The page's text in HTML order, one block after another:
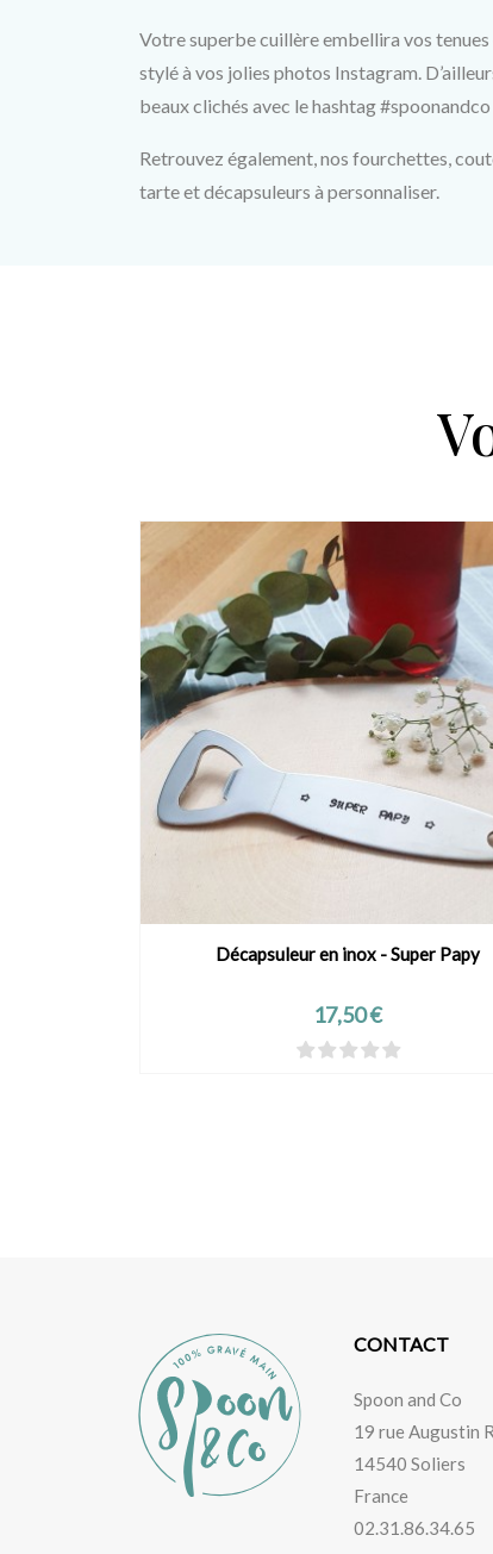
Votre superbe cuillère embellira vos
stylé à vos jolies photos Instagram.
beaux clichés avec le hashtag #spoonandco
Retrouvez également, nos fourchettes,
tarte et décapsuleurs à personnaliser.
Décapsuleur en inox - Super Papy
Prix
17,50 €
CONTACT
Spoon and Co
19 rue Augustin
14540 Soliers
France
02.31.86.34.65